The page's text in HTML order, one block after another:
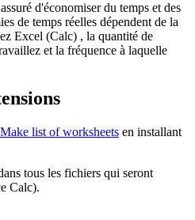
d'économiser du temps et des
de temps réelles dépendent de la
Excel (Calc) , la quantité de
et la fréquence à laquelle
Make list of worksheets en installant
tous les fichiers qui seront
Calc).